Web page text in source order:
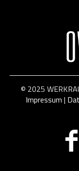
© 2025
Impressum |